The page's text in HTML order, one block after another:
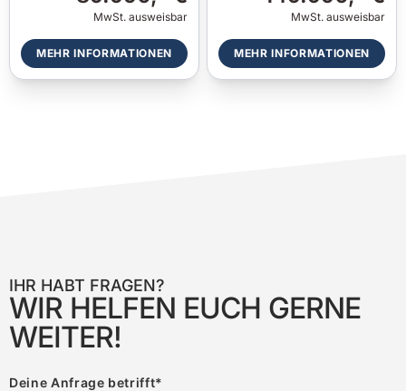
MwSt. ausweisbar
MEHR INFORMATIONEN
MwSt. ausweisbar
MEHR INFORMATIONEN
IHR HABT FRAGEN?
WIR HELFEN EUCH GERNE
WEITER!
Deine Anfrage betrifft*